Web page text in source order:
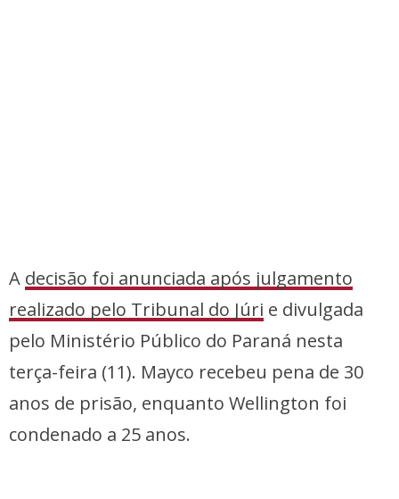
A decisão foi anunciada após julgamento
realizado pelo Tribunal do Júri e divulgada
pelo Ministério Público do Paraná nesta
terça-feira (11). Mayco recebeu pena de 30
anos de prisão, enquanto Wellington foi
condenado a 25 anos.